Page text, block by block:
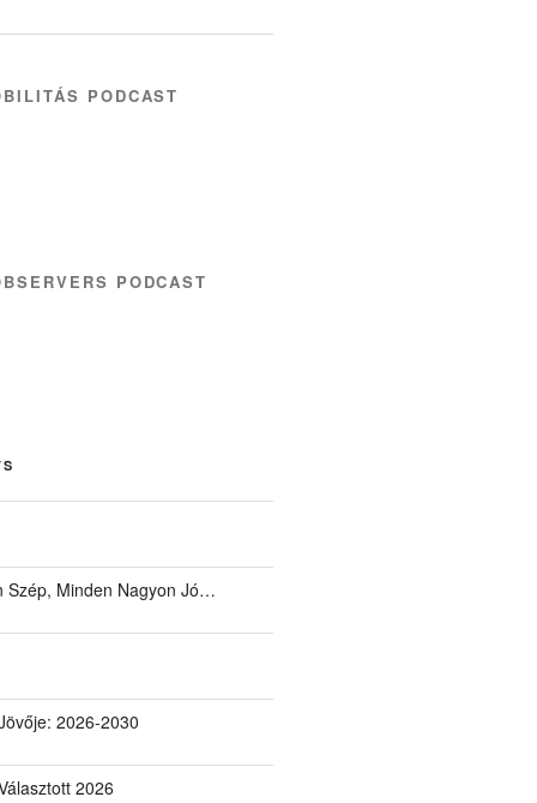
PODCAST
PODCAST
Szép, Minden Nagyon Jó…
2026-2030
2026